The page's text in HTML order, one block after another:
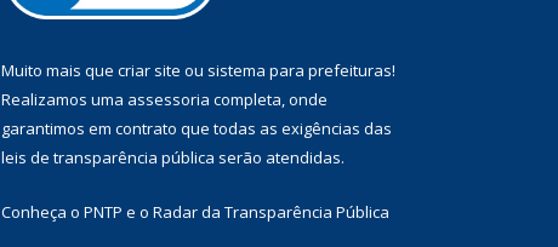
Muito mais que criar site ou sistema para prefeituras!
Realizamos uma assessoria completa, onde
garantimos em contrato que todas as exigências das
leis de transparência pública serão atendidas.
Conheça o PNTP e o Radar da Transparência Pública